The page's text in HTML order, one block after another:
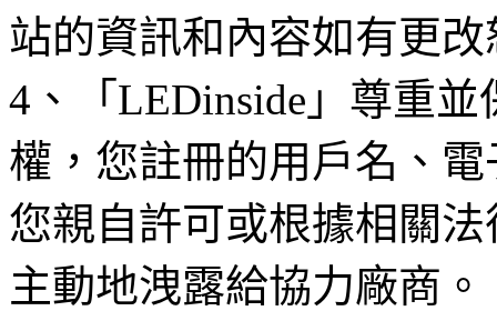
站的資訊和內容如有更
4、「LEDinside」尊重
權，您註冊的用戶名、
您親自許可或根據相關
主動地洩露給協力廠商。